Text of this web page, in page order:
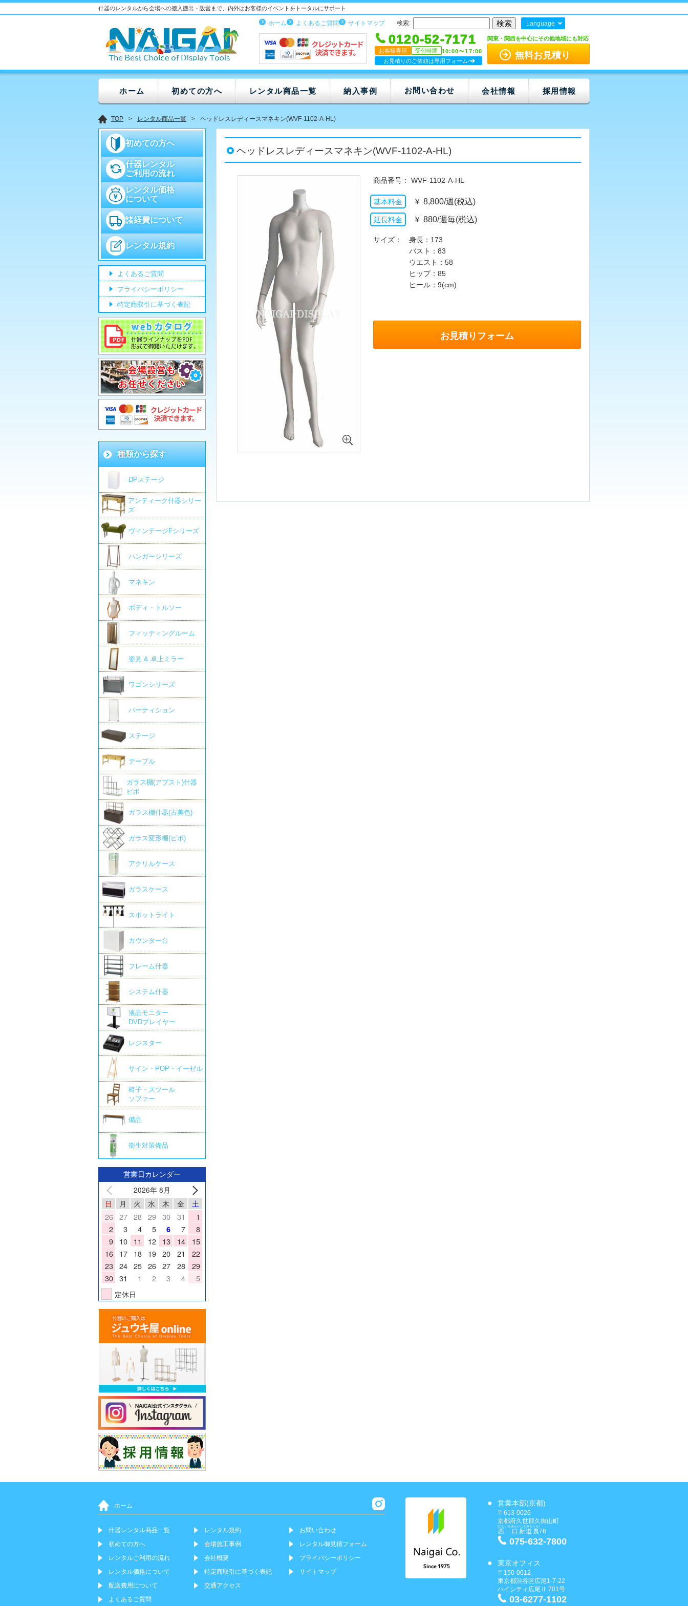
什器のレンタルから会場への搬入搬出・設営まで、内外はお客様のイベントをトータルにサポート
ホーム よくあるご質問 サイトマップ 検索: Language
0120-52-7171
お客様専用 受付時間
10:00〜17:00
お見積りのご依頼は専用フォームへ
関東・関西を中心にその他地域にも対応
無料お見積り
ホーム 初めての方へ レンタル商品一覧 納入事例 お問い合わせ 会社情報 採用情報
TOP レンタル商品一覧 ヘッドレスレディースマネキン(WVF-1102-A-HL)
ヘッドレスレディースマネキン(WVF-1102-A-HL)
WVF-1102-A-HL
￥ 8,800/週(税込)
￥ 880/週毎(税込)
サイズ
身長：173
バスト：83
ウエスト：58
ヒップ：85
ヒール：9(cm)
お見積りフォーム
初めての方へ
什器レンタル
ご利用の流れ
レンタル価格
について
諸経費について
レンタル規約
よくあるご質問
プライバシーポリシー
特定商取引に基づく表記
種類から探す
DPステージ
アンティーク什器シリー
ズ
ヴィンテージFシリーズ
ハンガーシリーズ
マネキン
ボディ・トルソー
フィッティングルーム
姿見 & 卓上ミラー
ワゴンシリーズ
パーティション
ステージ
テーブル
ガラス棚(アブスト)什器
ビボ
ガラス棚什器(古美色)
ガラス変形棚(ビボ)
アクリルケース
ガラスケース
スポットライト
カウンター台
フレーム什器
システム什器
液晶モニター
DVDプレイヤー
レジスター
サイン・POP・イーゼル
椅子・スツール
ソファー
備品
衛生対策備品
営業日カレンダー
2026年 8月
日 月 火 水 木 金
土
26 27 28 29 30 31
1
2
3 4 5 6 7
8
9
10 11 12 13 14
15
16
17 18 19 20 21
22
23 24 25 26 27 28
29
30 31 1 2 3 4
5
定休日
ホーム
什器レンタル商品一覧
初めての方へ
レンタルご利用の流れ
レンタル価格について
配送費用について
よくあるご質問
レンタル規約
会場施工事例
会社概要
特定商取引に基づく表記
交通アクセス
お問い合わせ
レンタル御見積フォーム
プライバシーポリシー
サイトマップ
営業本部(京都)
〒613-0026
京都府久世郡久御山町
西一口新道裏
(にしいもあらいしんみちうら)
78
075-632-7800
東京オフィス
〒150-0012
東京都渋谷区広尾1-7-22
ハイシティ広尾Ⅱ 701号
03-6277-1102